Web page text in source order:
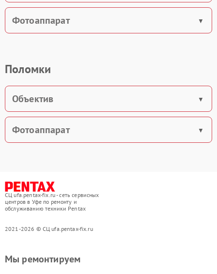
Фотоаппарат
Поломки
Объектив
Фотоаппарат
СЦ ufa.pentax-fix.ru - сеть сервисных
центров в Уфе по ремонту и
обслуживанию техники Pentax
2021-2026 © СЦ ufa.pentax-fix.ru
Мы ремонтируем